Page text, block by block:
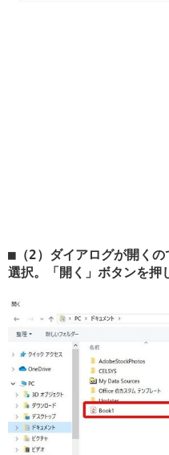
（2）ダイアログが開く
選択。「開く」ボタンを押